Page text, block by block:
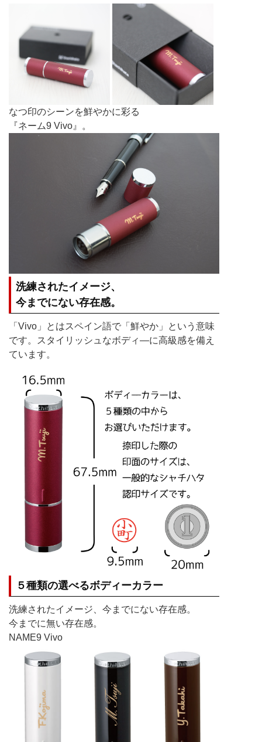
なつ印のシーンを鮮やかに彩る
『ネーム9 Vivo』。
洗練されたイメージ、
今までにない存在感。
「Vivo」とはスペイン語で「鮮やか」という意味
です。スタイリッシュなボディ―に高級感を備え
ています。
５種類の選べるボディーカラー
洗練されたイメージ、今までにない存在感。
今までに無い存在感。
NAME9 Vivo